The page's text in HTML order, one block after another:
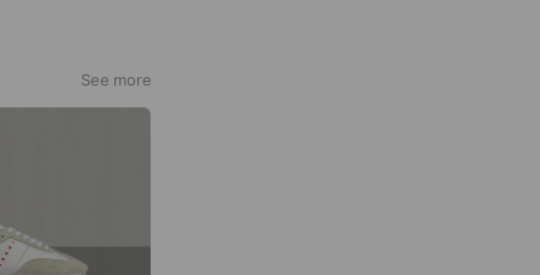
See more